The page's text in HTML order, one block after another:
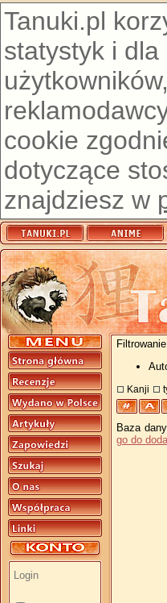
Tanuki.pl
statystyk i
cookie
dotyczące
znajdziesz w
Kanji
Baza
go do